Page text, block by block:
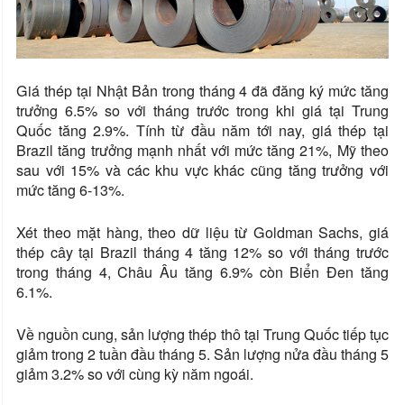
Giá thép tại Nhật Bản trong tháng 4 đã đăng ký mức tăng
trưởng 6.5% so với tháng trước trong khi giá tại Trung
Quốc tăng 2.9%. Tính từ đầu năm tới nay, giá thép tại
Brazil tăng trưởng mạnh nhất với mức tăng 21%, Mỹ theo
sau với 15% và các khu vực khác cũng tăng trưởng với
mức tăng 6-13%.
Xét theo mặt hàng, theo dữ liệu từ Goldman Sachs, giá
thép cây tại Brazil tháng 4 tăng 12% so với tháng trước
trong tháng 4, Châu Âu tăng 6.9% còn Biển Đen tăng
6.1%.
Về nguồn cung, sản lượng thép thô tại Trung Quốc tiếp tục
giảm trong 2 tuần đầu tháng 5. Sản lượng nửa đầu tháng 5
giảm 3.2% so với cùng kỳ năm ngoái.